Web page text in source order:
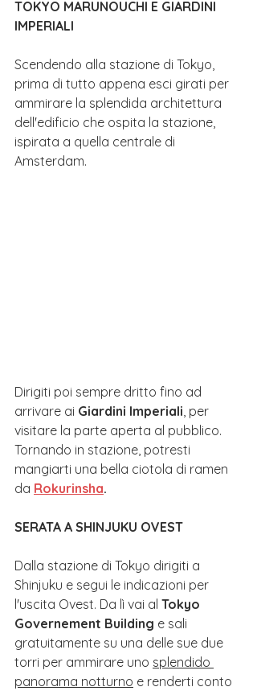
TOKYO MARUNOUCHI E GIARDINI
IMPERIALI
Scendendo alla stazione di Tokyo,
prima di tutto appena esci girati per
ammirare la splendida architettura
dell'edificio che ospita la stazione,
ispirata a quella centrale di
Amsterdam.
Dirigiti poi sempre dritto fino ad
arrivare ai Giardini Imperiali, per
visitare la parte aperta al pubblico.
Tornando in stazione, potresti
mangiarti una bella ciotola di ramen
da Rokurinsha.
SERATA A SHINJUKU OVEST
Dalla stazione di Tokyo dirigiti a
Shinjuku e segui le indicazioni per
l'uscita Ovest. Da lì vai al Tokyo
Governement Building e sali
gratuitamente su una delle sue due
torri per ammirare uno splendido
panorama notturno e renderti conto